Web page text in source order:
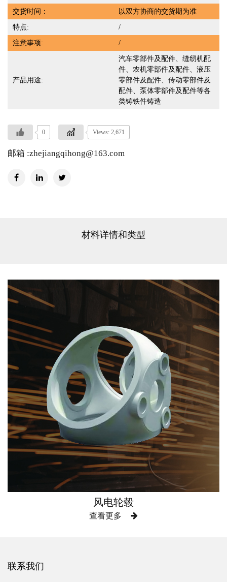
交货时间： 以双方协商的交货期为准
特点: /
注意事项: /
产品用途:
汽车零部件及配件、缝纫机配
件、农机零部件及配件、液压
零部件及配件、传动零部件及
配件、泵体零部件及配件等各
类铸铁件铸造
0 Views: 2,671
邮箱 :zhejiangqihong@163.com
材料详情和类型
风电轮毂
查看更多
联系我们